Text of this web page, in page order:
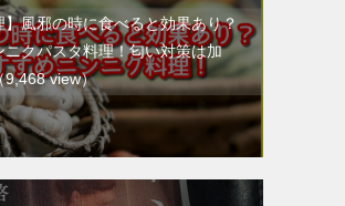
】風邪の時に食べると効果あり？
ニクパスタ料理！匂い対策は加
9,468 view）